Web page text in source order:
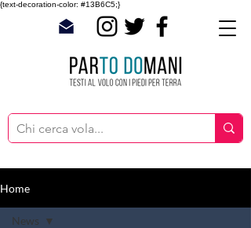
{text-decoration-color: #13B6C5;}
Home
News